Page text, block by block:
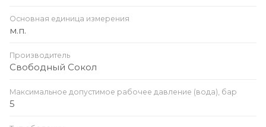
Основная единица измерения
м.п.
Производитель
Свободный Сокол
Максимальное допустимое рабочее давление (вода), бар
5